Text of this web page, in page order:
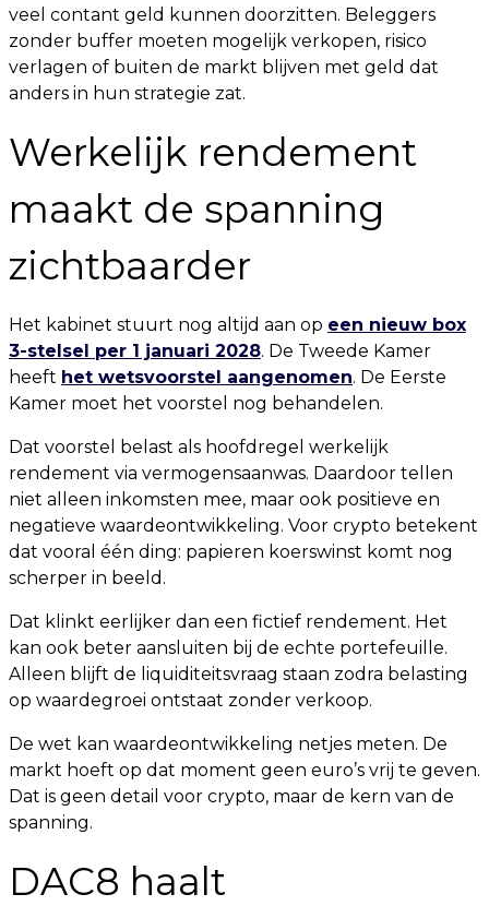
veel contant geld kunnen doorzitten. Beleggers
zonder buffer moeten mogelijk verkopen, risico
verlagen of buiten de markt blijven met geld dat
anders in hun strategie zat.
Werkelijk rendement
maakt de spanning
zichtbaarder
Het kabinet stuurt nog altijd aan op een nieuw box
3-stelsel per 1 januari 2028. De Tweede Kamer
heeft het wetsvoorstel aangenomen. De Eerste
Kamer moet het voorstel nog behandelen.
Dat voorstel belast als hoofdregel werkelijk
rendement via vermogensaanwas. Daardoor tellen
niet alleen inkomsten mee, maar ook positieve en
negatieve waardeontwikkeling. Voor crypto betekent
dat vooral één ding: papieren koerswinst komt nog
scherper in beeld.
Dat klinkt eerlijker dan een fictief rendement. Het
kan ook beter aansluiten bij de echte portefeuille.
Alleen blijft de liquiditeitsvraag staan zodra belasting
op waardegroei ontstaat zonder verkoop.
De wet kan waardeontwikkeling netjes meten. De
markt hoeft op dat moment geen euro’s vrij te geven.
Dat is geen detail voor crypto, maar de kern van de
spanning.
DAC8 haalt